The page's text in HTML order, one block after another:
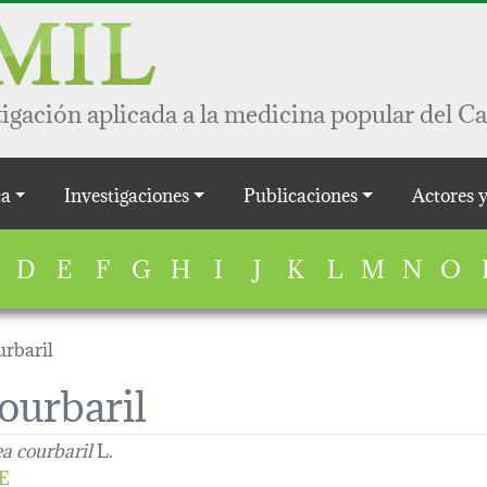
aplicada a la medicina popular del
Investigaciones Publicaciones Actores
D E F G H I J K L M N O
courbarilL.